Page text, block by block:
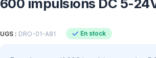
600 impulsions DC 5-
UGS : DRO-01-A81 En stock